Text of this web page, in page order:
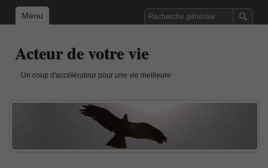
Menu
Acteur de votre vie
Un coup d'accélérateur pour une vie meilleure